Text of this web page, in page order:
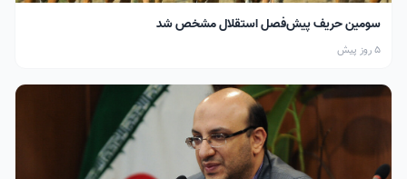
سومین حریف پیش‌فصل استقلال مشخص شد
5 روز پیش